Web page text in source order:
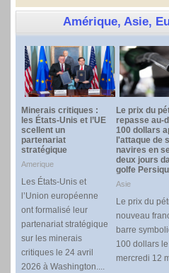
Amérique, Asie,
Minerais critiques :
les États-Unis et l’UE
scellent un
partenariat
stratégique
Amerique
Les États-Unis et
l’Union européenne
ont formalisé leur
partenariat stratégique
sur les minerais
critiques le 24 avril
2026 à Washington....
Le prix du
repasse au-
100 dollars
l'attaque de
navires en
deux jours
golfe
Asie
Le prix du
nouveau
barre
100 dollars
mercredi 12